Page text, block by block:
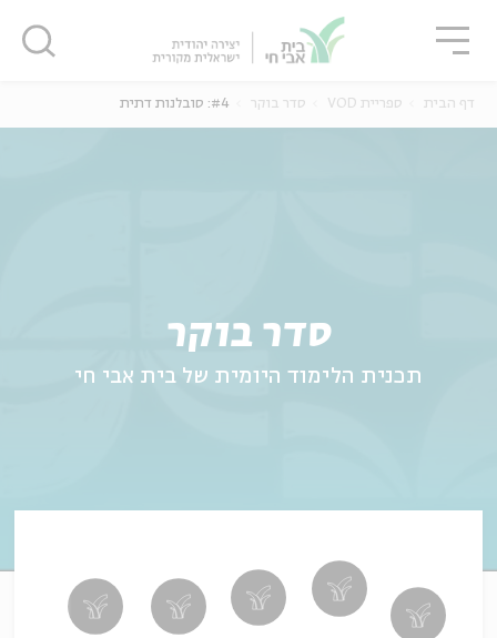
סדר בוקר
תכנית הלימוד היומית של בית אבי חי
דף הבית ספריית VOD סדר בוקר #4: סובלנות דתית
סגור